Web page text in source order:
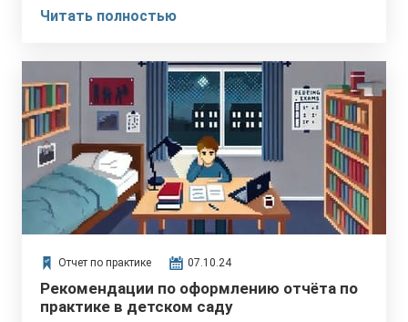
требованиям, но и сделать отчёт логичным и
Читать полностью
Отчет по практике 07.10.24
Рекомендации по оформлению отчёта по
практике в детском саду